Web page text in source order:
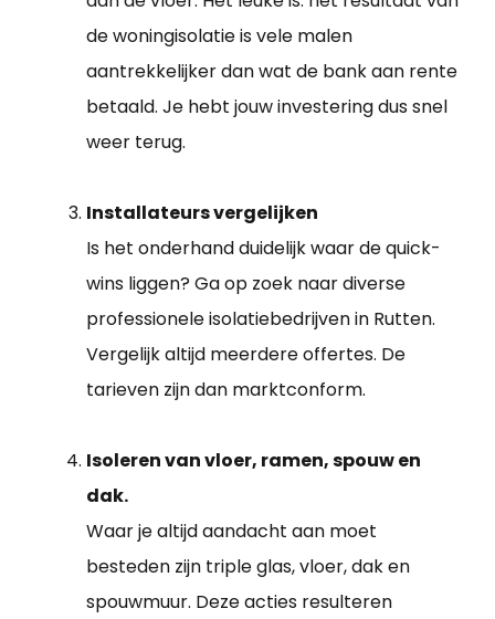
de woningisolatie is vele malen
aantrekkelijker dan wat de bank aan rente
betaald. Je hebt jouw investering dus snel
weer terug.
Installateurs vergelijken
Is het onderhand duidelijk waar de quick-
wins liggen? Ga op zoek naar diverse
professionele isolatiebedrijven in Rutten.
Vergelijk altijd meerdere offertes. De
tarieven zijn dan marktconform.
Isoleren van vloer, ramen, spouw en
dak.
Waar je altijd aandacht aan moet
besteden zijn triple glas, vloer, dak en
spouwmuur. Deze acties resulteren